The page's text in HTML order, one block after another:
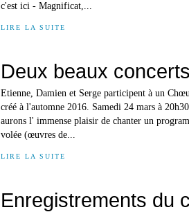
c'est ici - Magnificat,...
LIRE LA SUITE
Deux beaux
Etienne, Damien et Serge participent à un
créé à l'automne 2016. Samedi 24 mars à
aurons l' immense plaisir de chanter un
volée (œuvres de...
LIRE LA SUITE
Enregistrements du